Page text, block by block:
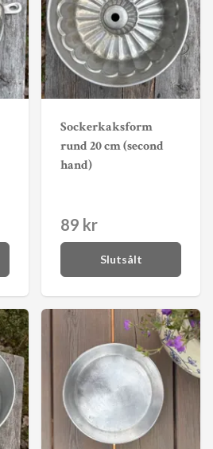
Sockerkaksform
rund 20 cm (second
hand)
89 kr
Slutsålt